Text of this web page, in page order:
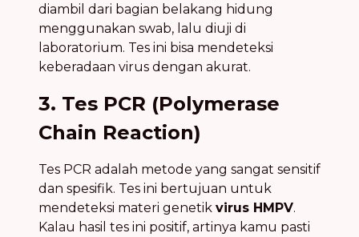
diambil dari bagian belakang hidung
menggunakan swab, lalu diuji di
laboratorium. Tes ini bisa mendeteksi
keberadaan virus dengan akurat.
3. Tes PCR (Polymerase
Chain Reaction)
Tes PCR adalah metode yang sangat sensitif
dan spesifik. Tes ini bertujuan untuk
mendeteksi materi genetik virus HMPV.
Kalau hasil tes ini positif, artinya kamu pasti